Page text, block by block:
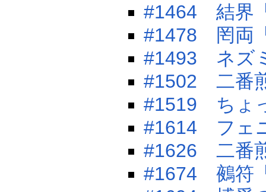
#1464 結界
#1478 罔両
#1493 ネズ
#1502 二番
#1519 ちょ
#1614 フェ
#1626 二番
#1674 鵺符